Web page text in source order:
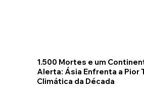
1.500 Mortes e um
Alerta: Ásia Enfrenta a Pior
Climática da Década